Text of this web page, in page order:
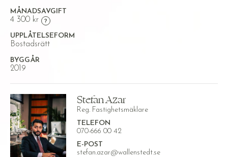
MÅNADSAVGIFT
4 300 kr
UPPLÅTELSEFORM
Bostadsrätt
BYGGÅR
2019
Stefan Azar
Reg. Fastighetsmäklare
TELEFON
070-666 00 42
E-POST
stefan.azar@wallenstedt.se